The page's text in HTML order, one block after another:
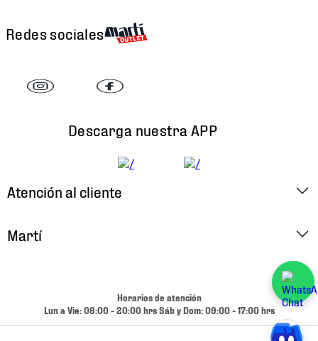
Redes sociales
Descarga nuestra APP
Atención al cliente
Cambios y Devoluciones
Martí
Horarios de atención
Lun a Vie: 08:00 - 20:00 hrs Sáb y Dom: 09:00 - 17:00 hrs